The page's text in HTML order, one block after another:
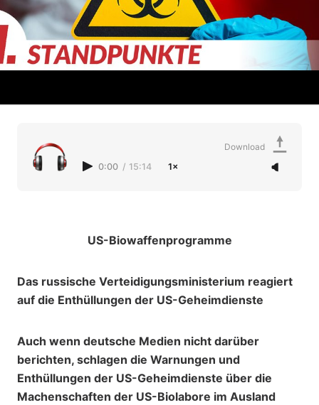
0:00 / 15:14 1×
Download
US-Biowaffenprogramme
Das russische Verteidigungsministerium reagiert
auf die Enthüllungen der US-Geheimdienste
Auch wenn deutsche Medien nicht darüber
berichten, schlagen die Warnungen und
Enthüllungen der US-Geheimdienste über die
Machenschaften der US-Biolabore im Ausland